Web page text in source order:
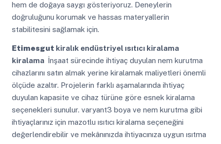
hem de doğaya saygı gösteriyoruz. Deneylerin
doğruluğunu korumak ve hassas materyallerin
stabilitesini sağlamak için.
Etimesgut kiralık endüstriyel ısıtıcı kiralama
kiralama İnşaat sürecinde ihtiyaç duyulan nem kurutma
cihazlarını satın almak yerine kiralamak maliyetleri önemli
ölçüde azaltır. Projelerin farklı aşamalarında ihtiyaç
duyulan kapasite ve cihaz türüne göre esnek kiralama
seçenekleri sunulur. varyant3 boya ve nem kurutma gibi
ihtiyaçlarınız için mazotlu ısıtıcı kiralama seçeneğini
değerlendirebilir ve mekânınızda ihtiyacınıza uygun ısıtma